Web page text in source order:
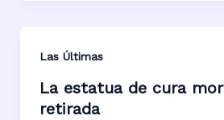
Las Últimas
La estatua de cura
retirada